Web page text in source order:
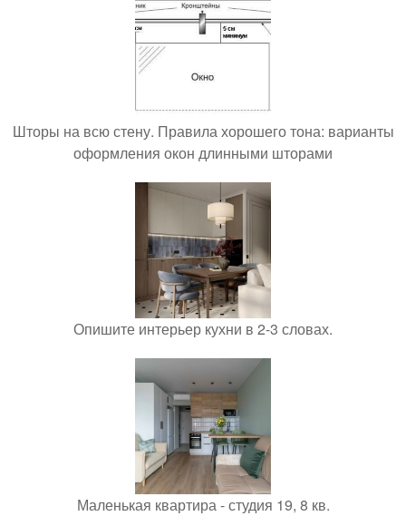
Шторы на всю стену. Правила хорошего тона: варианты
оформления окон длинными шторами
Опишите интерьер кухни в 2-3 словах.
Маленькая квартира - студия 19, 8 кв.